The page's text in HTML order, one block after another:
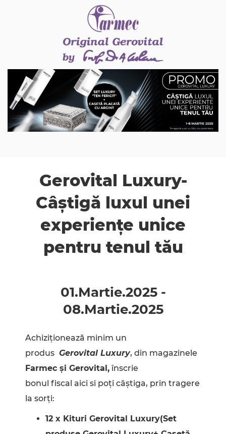
Gerovital Luxury-
Câștigă luxul unei
experiențe unice
pentru tenul tău
01.Martie.2025-
08.Martie.2025
Achiziționează minim un
produs Gerovital Luxury, din magazinele
Farmec și Gerovital, înscrie
bonul fiscal aici si poți câștiga, prin tragere
la sorți:
12 x Kituri Gerovital Luxury(Set